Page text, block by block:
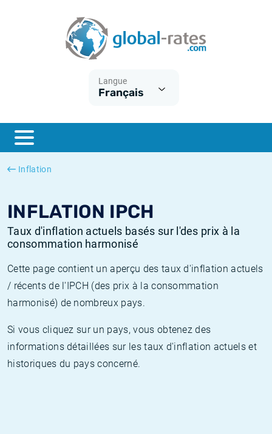
Langue
Français
Inflation
INFLATION IPCH
Taux d'inflation actuels basés sur l'des prix à la
consommation harmonisé
Cette page contient un aperçu des taux d'inflation actuels
/ récents de l'IPCH (des prix à la consommation
harmonisé) de nombreux pays.
Si vous cliquez sur un pays, vous obtenez des
informations détaillées sur les taux d'inflation actuels et
historiques du pays concerné.
ESTER
SONIA
Qu'est-ce que l'inflation IPC?
Qu'est-ce que l'inflation IPCH?
Inflation Canadien
Inflation Europeenne
Taux Euribor historiques
Taux ESTER historiques
Taux SONIA historiques
Taux TONAR historiques
Calculateur d’inflation